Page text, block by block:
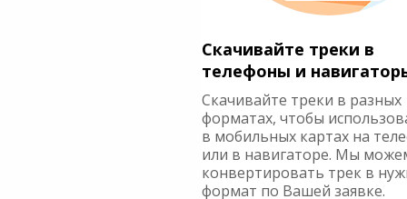
Скачивайте треки в
телефоны и
Скачивайте треки в разных
форматах, чтобы
в мобильных картах на
или в навигаторе. Мы
конвертировать трек в
формат по Вашей заявке.